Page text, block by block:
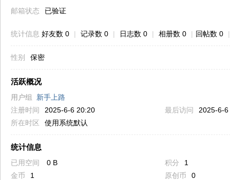
邮箱状态 已验证
统计信息 好友数 0 | 记录数 0 | 日志数 0 | 相册数 0 | 回帖数 0 |
性别 保密
活跃概况
用户组 新手上路
注册时间
2025-6-6 20:20 最后访问
2025-6-
所在时区
使用系统默认
统计信息
已用空间 0 B 积分
1
金币
1 原创币 0